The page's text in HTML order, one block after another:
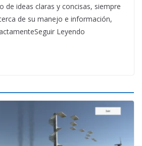
de ideas claras y concisas, siempre
de su manejo e información,
Leyendo